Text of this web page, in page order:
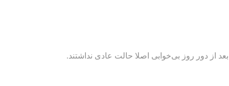
از دور روز بی‌خوابی اصلا حالت عادی نداشتند.